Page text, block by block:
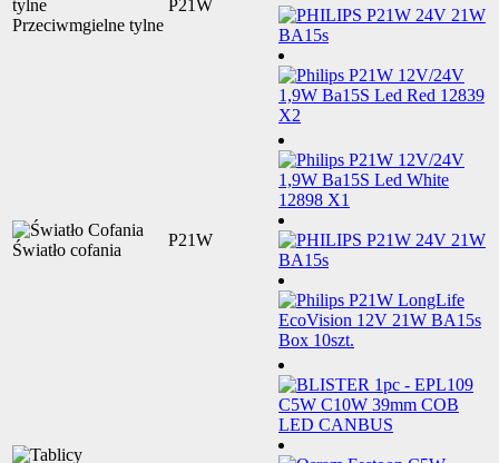
Przeciwmgielne tylne
P21W
Światło cofania
P21W